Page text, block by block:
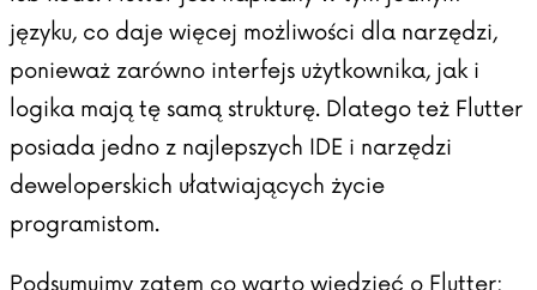
języku, co daje więcej możliwości dla narzędzi,
ponieważ zarówno interfejs użytkownika, jak i
logika mają tę samą strukturę. Dlatego też Flutter
posiada jedno z najlepszych IDE i narzędzi
deweloperskich ułatwiających życie
programistom.
Podsumujmy zatem co warto wiedzieć o Flutter: